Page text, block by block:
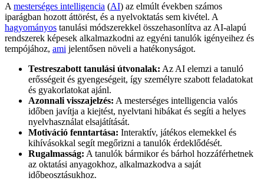
Amesterséges intelligencia (AI) az elmúlt években számos
iparágban hozott áttörést, és a nyelvoktatás sem kivétel. A
hagyományos tanulási módszerekkel összehasonlítva az AI-alapú
rendszerek képesek alkalmazkodni az egyéni tanulók igényeihez és
tempójához, ami jelentősen növeli a hatékonyságot.
Testreszabott tanulási útvonalak: Az AI elemzi a tanuló
erősségeit és gyengeségeit, így személyre szabott feladatokat
és gyakorlatokat ajánl.
Azonnali visszajelzés: A mesterséges intelligencia valós
időben javítja a kiejtést, nyelvtani hibákat és segíti a helyes
nyelvhasználat elsajátítását.
Motiváció fenntartása: Interaktív, játékos elemekkel és
kihívásokkal segít megőrizni a tanulók érdeklődését.
Rugalmasság: A tanulók bármikor és bárhol hozzáférhetnek
az oktatási anyagokhoz, alkalmazkodva a saját
időbeosztásukhoz.